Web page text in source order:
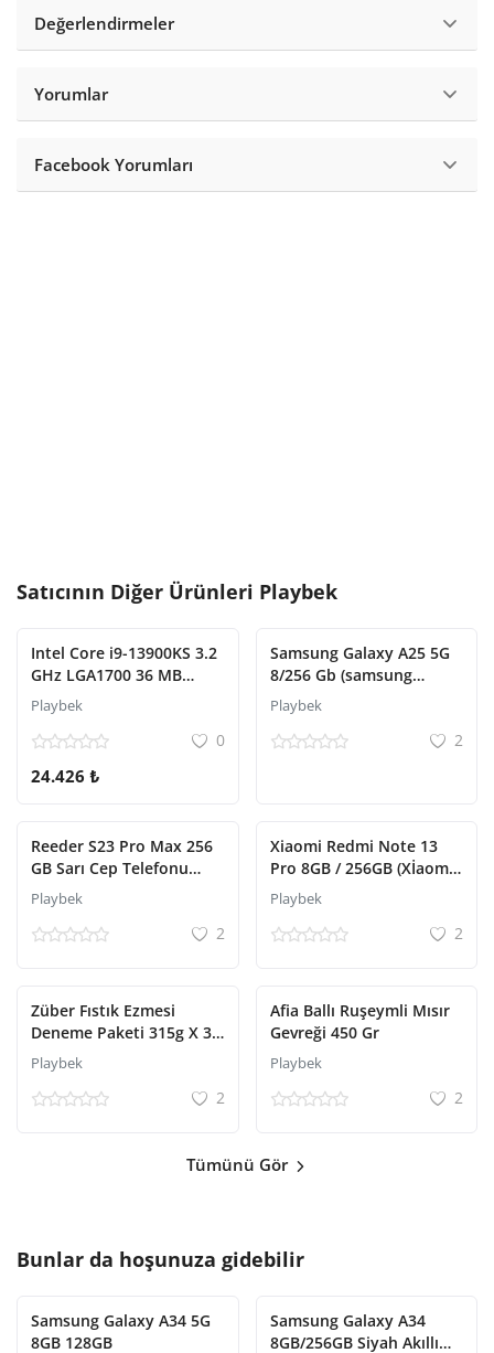
Değerlendirmeler
Yorumlar
Facebook Yorumları
Satıcının Diğer Ürünleri Playbek
Intel Core i9-13900KS 3.2
GHz LGA1700 36 MB
Cache 150 W 13.Nesil
İşlemci
Playbek
0
24.426 ₺
Samsung Galaxy A25 5G
8/256 Gb (samsung
türkiye garantili)
Playbek
2
Reeder S23 Pro Max 256
GB Sarı Cep Telefonu
(Reeder Türkiye Garantili)
Playbek
2
Xiaomi Redmi Note 13
Pro 8GB / 256GB (Xİaomi
Türkiye Garantili)
Playbek
2
Züber Fıstık Ezmesi
Deneme Paketi 315g X 3
Adet
Playbek
2
Afia Ballı Ruşeymli Mısır
Gevreği 450 Gr
Playbek
2
Tümünü Gör
Bunlar da hoşunuza gidebilir
Samsung Galaxy A34 5G
8GB 128GB
Samsung Galaxy A34
8GB/256GB Siyah Akıllı